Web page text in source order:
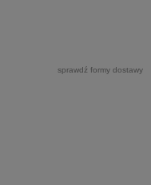
sprawdź formy dostawy